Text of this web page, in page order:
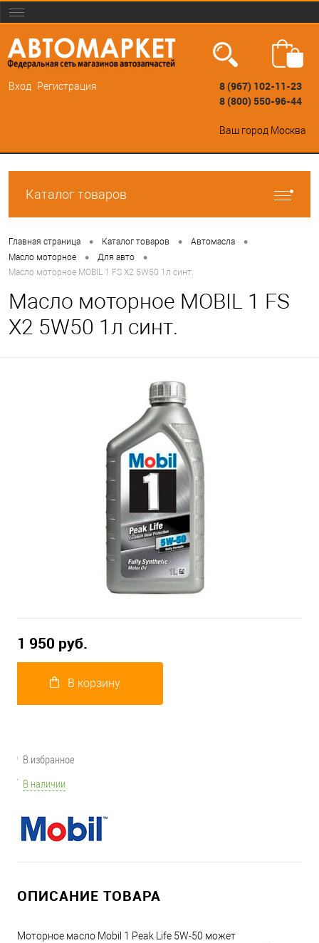
Вход Регистрация
8 (967) 102-11-23
8 (800) 550-96-44
Ваш город Москва
Каталог товаров
Главная страница • Каталог товаров • Автомасла •
Масло моторное • Для авто •
Масло моторное MOBIL 1 FS X2 5W50 1л синт.
Масло моторное MOBIL 1 FS
X2 5W50 1л синт.
1 950 руб.
В корзину
В избранное
В наличии
ОПИСАНИЕ ТОВАРА
Моторное масло Mobil 1 Peak Life 5W-50 может